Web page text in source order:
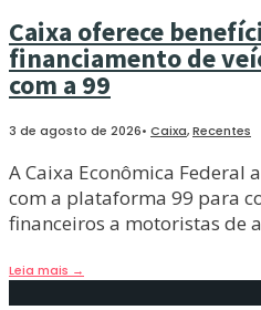
Caixa oferece
financiamento de
com a 99
3 de agosto de 2026• Caixa,Recentes
A Caixa Econômica Federal
com a plataforma 99 para
financeiros a motoristas de
Leia mais →